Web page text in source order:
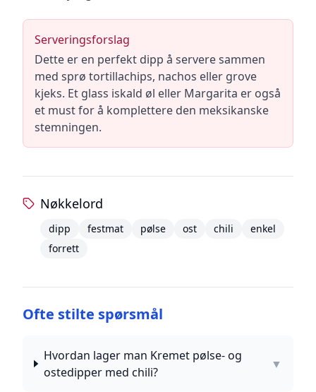
Serveringsforslag
Dette er en perfekt dipp å servere sammen
med sprø tortillachips, nachos eller grove
kjeks. Et glass iskald øl eller Margarita er også
et must for å komplettere den meksikanske
stemningen.
Nøkkelord
dipp festmat pølse ost chili
enkel
forrett
Ofte stilte spørsmål
Hvordan lager man Kremet pølse- og
ostedipper med chili?
▼